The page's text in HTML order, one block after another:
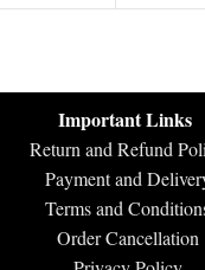
Important Links
Return and Refund
Payment and
Terms and
Order Cancellation